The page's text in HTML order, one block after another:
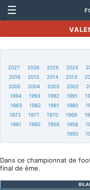
☰
2027
2026 2025 2024
2016
2015 2014 2013
2005
2004 2003 2002
1994
1993 1992 1991
1983
1982 1981 1980
1972
1971 1970 1969
1961
1960 1959 1958
1950
Dans ce championnat de
final de ème.